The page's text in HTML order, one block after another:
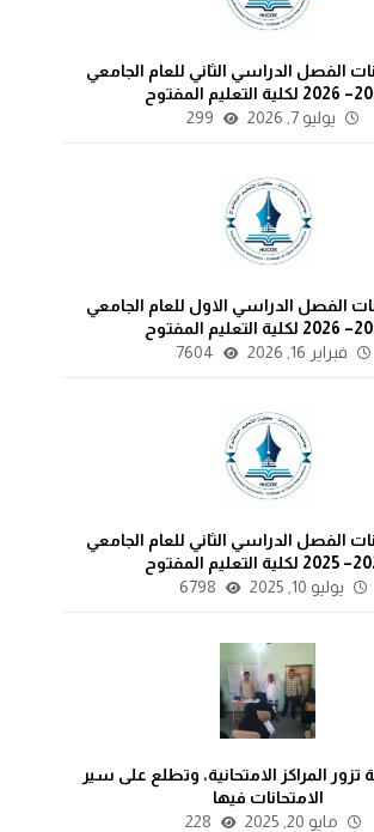
الفصل الدراسي الثاني للعام الجامعي
المفتوح
يوليو 7, 2026
299
الفصل الدراسي الاول للعام الجامعي
المفتوح
فبراير 16, 2026
7604
الفصل الدراسي الثاني للعام الجامعي
المفتوح
يوليو 10, 2025
6798
تزور المراكز الامتحانية، وتطلع على سير
الامتحانات فيها
مايو 20, 2025
228